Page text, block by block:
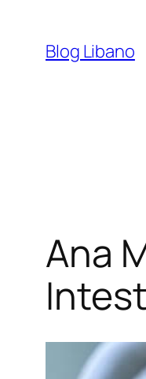
Blog Libano
Ana